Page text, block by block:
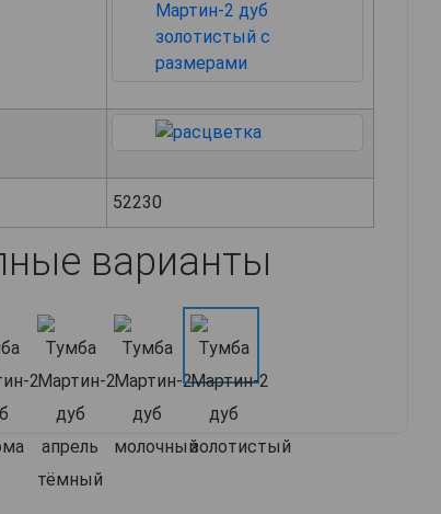
52230
варианты